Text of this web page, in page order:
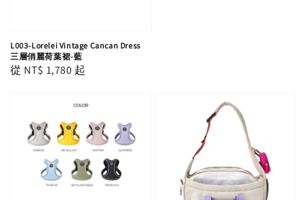
L003-Lorelei Vintage Cancan Dress
三層俏麗荷葉裙-藍
Regular
從 NT$ 1,780 起